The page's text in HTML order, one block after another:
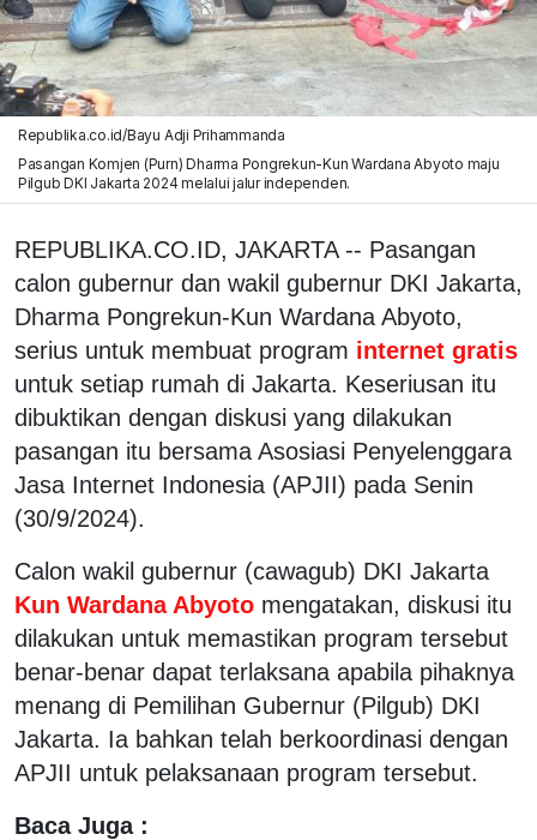
Republika.co.id/Bayu Adji Prihammanda
Pasangan Komjen (Purn) Dharma Pongrekun-Kun Wardana Abyoto maju
Pilgub DKI Jakarta 2024 melalui jalur independen.
REPUBLIKA.CO.ID, JAKARTA -- Pasangan
calon gubernur dan wakil gubernur DKI Jakarta,
Dharma Pongrekun-Kun Wardana Abyoto,
serius untuk membuat program internet gratis
untuk setiap rumah di Jakarta. Keseriusan itu
dibuktikan dengan diskusi yang dilakukan
pasangan itu bersama Asosiasi Penyelenggara
Jasa Internet Indonesia (APJII) pada Senin
(30/9/2024).
Calon wakil gubernur (cawagub) DKI Jakarta
Kun Wardana Abyoto mengatakan, diskusi itu
dilakukan untuk memastikan program tersebut
benar-benar dapat terlaksana apabila pihaknya
menang di Pemilihan Gubernur (Pilgub) DKI
Jakarta. Ia bahkan telah berkoordinasi dengan
APJII untuk pelaksanaan program tersebut.
Baca Juga :